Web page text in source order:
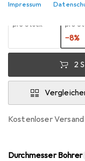
Impressum
1 Stück
pro Stück
pro
−8%
2
Kostenloser
Durchmesser Bohrer